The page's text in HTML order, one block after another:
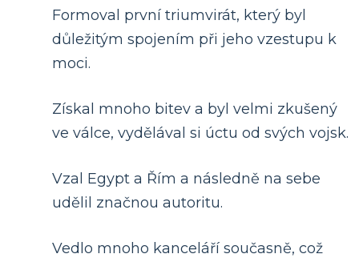
Formoval první triumvirát, který byl
důležitým spojením při jeho vzestupu k
moci.
Získal mnoho bitev a byl velmi zkušený
ve válce, vydělával si úctu od svých vojsk.
Vzal Egypt a Řím a následně na sebe
udělil značnou autoritu.
Vedlo mnoho kanceláří současně, což